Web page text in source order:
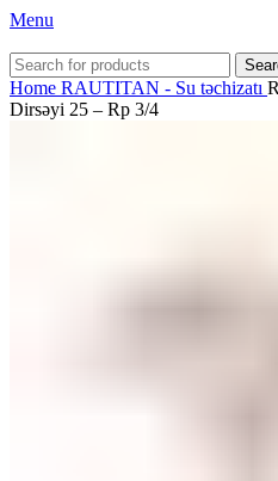
Menu
Home RAUTITAN - Su təchizatı
Dirsəyi 25 – Rp 3/4